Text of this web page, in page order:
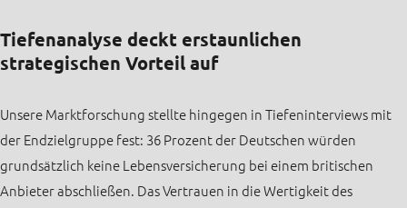
Tiefenanalyse deckt erstaunlichen
strategischen Vorteil auf
Unsere Marktforschung stellte hingegen in Tiefeninterviews mit
der Endzielgruppe fest: 36 Prozent der Deutschen würden
grundsätzlich keine Lebensversicherung bei einem britischen
Anbieter abschließen. Das Vertrauen in die Wertigkeit des